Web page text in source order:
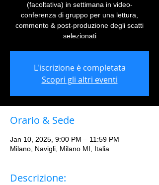
(facoltativa) in settimana in video-
conferenza di gruppo per una lettura,
commento & post-produzione degli scatti
selezionati
L'iscrizione è completata
Scopri gli altri eventi
Orario & Sede
Jan 10, 2025, 9:00 PM – 11:59 PM
Milano, Navigli, Milano MI, Italia
Descrizione: